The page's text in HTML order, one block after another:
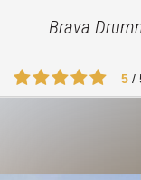
Brava
5 /